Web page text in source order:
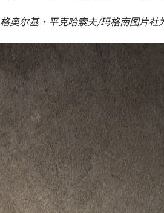
格奥尔基·平克哈索夫/玛格南图片社